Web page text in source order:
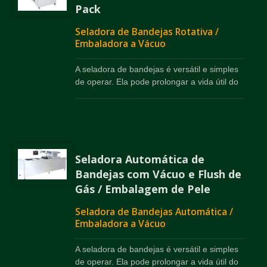
Pack
Seladora de Bandejas Rotativa /
Embaladora a Vácuo
A seladora de bandejas é versátil e simples
de operar. Ela pode prolongar a vida útil do
Seladora Automática de
Bandejas com Vácuo e Flush de
Gás / Embalagem de Pele
Seladora de Bandejas Automática /
Embaladora a Vácuo
A seladora de bandejas é versátil e simples
de operar. Ela pode prolongar a vida útil do